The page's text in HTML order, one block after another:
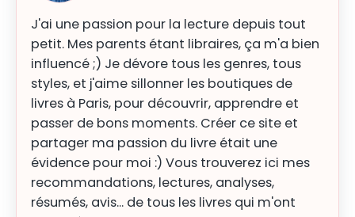
J'ai une passion pour la lecture depuis tout
petit. Mes parents étant libraires, ça m'a bien
influencé ;) Je dévore tous les genres, tous
styles, et j'aime sillonner les boutiques de
livres à Paris, pour découvrir, apprendre et
passer de bons moments. Créer ce site et
partager ma passion du livre était une
évidence pour moi :) Vous trouverez ici mes
recommandations, lectures, analyses,
résumés, avis... de tous les livres qui m'ont